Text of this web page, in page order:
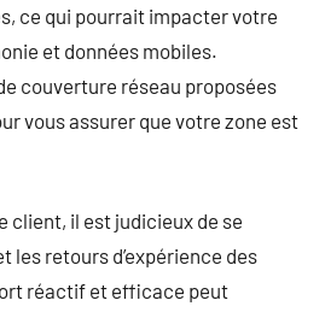
ce qui pourrait impacter votre
et données mobiles.
couverture réseau proposées
vous assurer que votre zone est
client, il est judicieux de se
les retours d’expérience des
réactif et efficace peut